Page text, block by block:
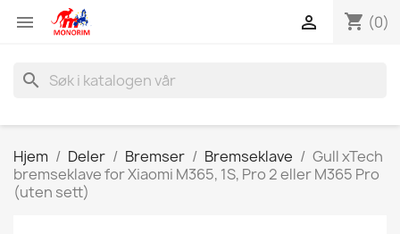
 shopping_cart (0)

search
Hjem Deler Bremser Bremseklave
Gull xTech
bremseklave for Xiaomi M365, 1S, Pro 2 eller M365 Pro
(uten sett)